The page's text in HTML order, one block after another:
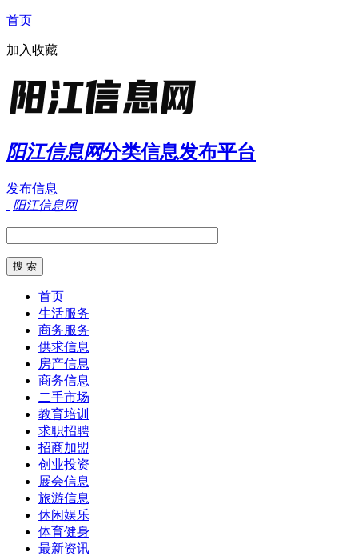
首页
加入收藏
阳江信息网分类信息发布平台
发布信息
阳江信息网
首页
生活服务
商务服务
供求信息
房产信息
商务信息
二手市场
教育培训
求职招聘
招商加盟
创业投资
展会信息
旅游信息
休闲娱乐
体育健身
最新资讯